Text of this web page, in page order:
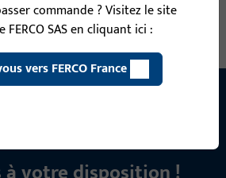
commande ? Visitez le site
SAS en cliquant ici :
vers FERCO France